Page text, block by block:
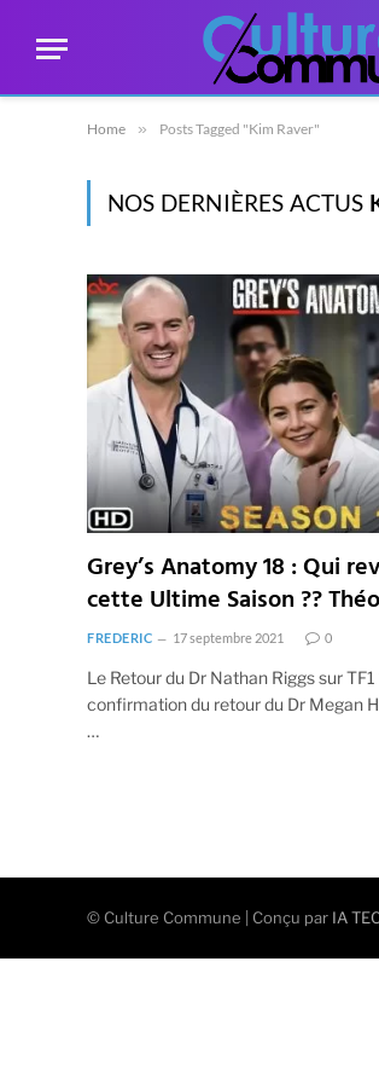
Home » Posts Tagged "Kim Raver"
NOS DERNIÈRES ACTUS
Grey’s Anatomy 18 : Qui
cette Ultime Saison ??
FREDERIC 17 septembre 2021 0
Le Retour du Dr Nathan Riggs sur TF1
confirmation du retour du Dr Megan
…
© Culture Commune | Conçu par IA